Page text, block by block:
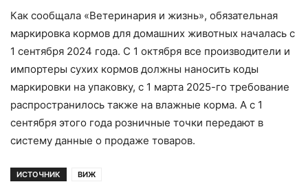
Как сообщала «Ветеринария и жизнь», обязательная
маркировка кормов для домашних животных началась с
1 сентября 2024 года. С 1 октября все производители и
импортеры сухих кормов должны наносить коды
маркировки на упаковку, с 1 марта 2025-го требование
распространилось также на влажные корма. А с 1
сентября этого года розничные точки передают в
систему данные о продаже товаров.
ИСТОЧНИК ВИЖ